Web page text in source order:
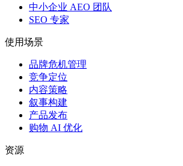
中小企业 AEO 团队
SEO 专家
使用场景
品牌危机管理
竞争定位
内容策略
叙事构建
产品发布
购物 AI 优化
资源